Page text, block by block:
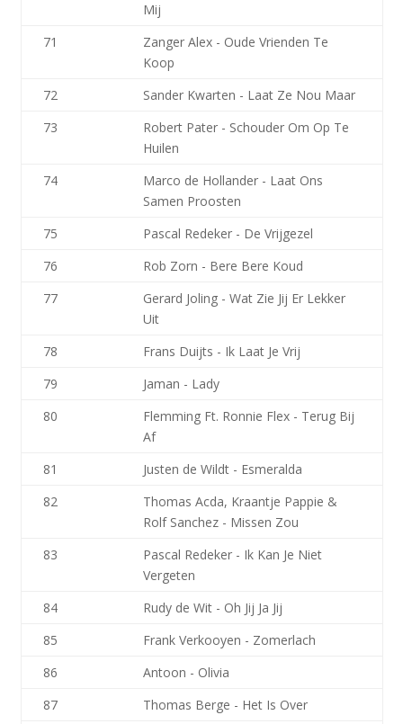
Mij
71
Zanger Alex - Oude Vrienden Te
Koop
72
Sander Kwarten - Laat Ze Nou Maar
73
Robert Pater - Schouder Om Op Te
Huilen
74
Marco de Hollander - Laat Ons
Samen Proosten
75
Pascal Redeker - De Vrijgezel
76
Rob Zorn - Bere Bere Koud
77
Gerard Joling - Wat Zie Jij Er Lekker
Uit
78
Frans Duijts - Ik Laat Je Vrij
79
Jaman - Lady
80
Flemming Ft. Ronnie Flex - Terug Bij
Af
81
Justen de Wildt - Esmeralda
82
Thomas Acda, Kraantje Pappie &
Rolf Sanchez - Missen Zou
83
Pascal Redeker - Ik Kan Je Niet
Vergeten
84
Rudy de Wit - Oh Jij Ja Jij
85
Frank Verkooyen - Zomerlach
86
Antoon - Olivia
87
Thomas Berge - Het Is Over